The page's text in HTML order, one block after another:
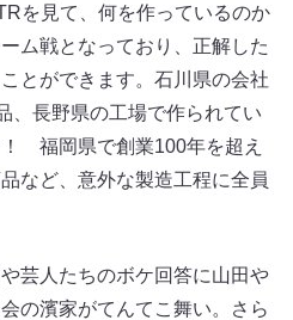
を見て、何を作っているのか
ム戦となっており、正解した
とができます。石川県の会社
、長野県の工場で作られてい
福岡県で創業100年を超え
など、意外な製造工程に全員
芸人たちのボケ回答に山田や
の濱家がてんてこ舞い。さら